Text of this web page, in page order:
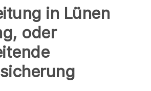
in Lünen
oder